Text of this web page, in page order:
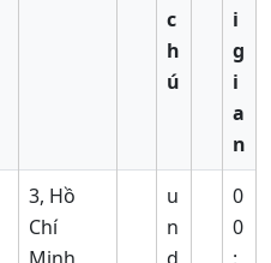
c
h
ú
i
g
i
a
n
3, Hồ
Chí
Minh
u
n
d
0
0
: